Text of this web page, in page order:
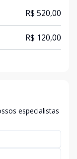
R$ 520,00
R$ 120,00
especialistas